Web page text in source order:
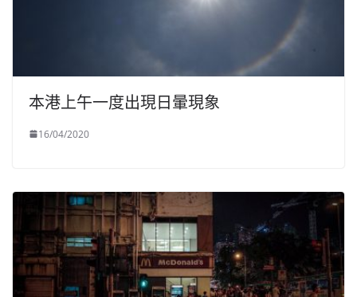
本港上午一度出現日暈現象
16/04/2020